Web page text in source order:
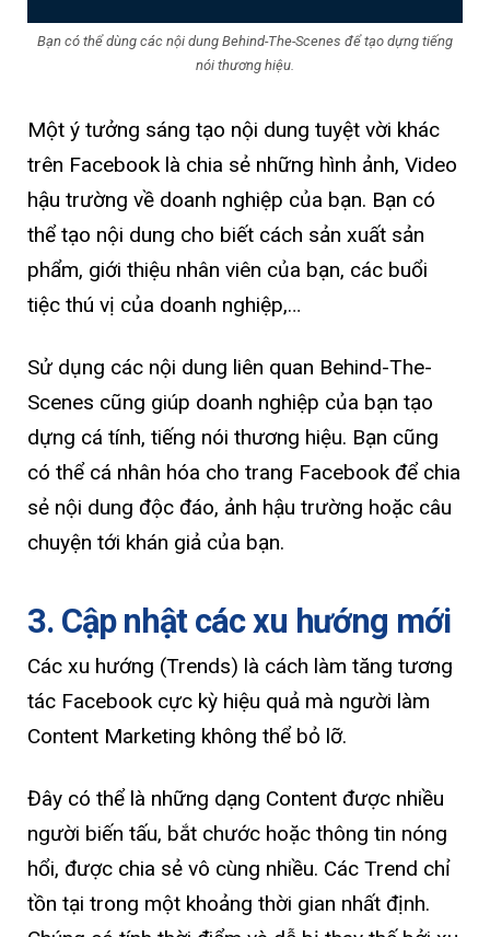
Bạn có thể dùng các nội dung Behind-The-Scenes để tạo dựng tiếng
nói thương hiệu.
Một ý tưởng sáng tạo nội dung tuyệt vời khác
trên Facebook là chia sẻ những hình ảnh, Video
hậu trường về doanh nghiệp của bạn. Bạn có
thể tạo nội dung cho biết cách sản xuất sản
phẩm, giới thiệu nhân viên của bạn, các buổi
tiệc thú vị của doanh nghiệp,…
Sử dụng các nội dung liên quan Behind-The-
Scenes cũng giúp doanh nghiệp của bạn tạo
dựng cá tính, tiếng nói thương hiệu. Bạn cũng
có thể cá nhân hóa cho trang Facebook để chia
sẻ nội dung độc đáo, ảnh hậu trường hoặc câu
chuyện tới khán giả của bạn.
3. Cập nhật các xu hướng mới
Các xu hướng (Trends) là cách làm tăng tương
tác Facebook cực kỳ hiệu quả mà người làm
Content Marketing không thể bỏ lỡ.
Đây có thể là những dạng Content được nhiều
người biến tấu, bắt chước hoặc thông tin nóng
hổi, được chia sẻ vô cùng nhiều. Các Trend chỉ
tồn tại trong một khoảng thời gian nhất định.